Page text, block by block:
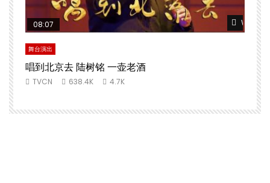
Watch
08:07
舞台演出
唱到北京去 陆树铭 一壶老酒
TVCN 638.4K 4.7K